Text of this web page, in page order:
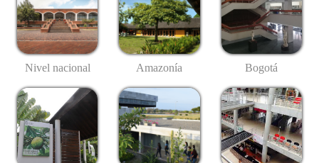
Nivel nacional Amazonía Bogotá